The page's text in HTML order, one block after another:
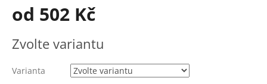
od 502 Kč
cena:
Zvolte variantu
Varianta